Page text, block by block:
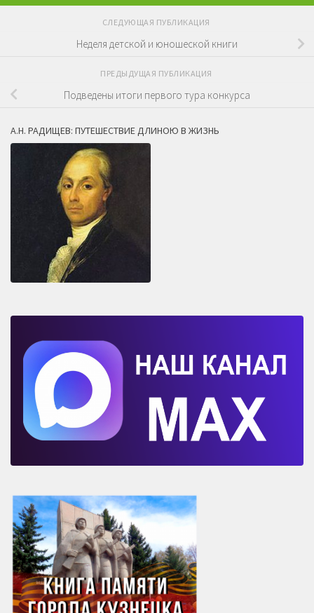
СЛЕДУЮЩАЯ ПУБЛИКАЦИЯ
Неделя детской и юношеской книги
ПРЕДЫДУЩАЯ ПУБЛИКАЦИЯ
Подведены итоги первого тура конкурса
А.Н. РАДИЩЕВ: ПУТЕШЕСТВИЕ ДЛИНОЮ В ЖИЗНЬ